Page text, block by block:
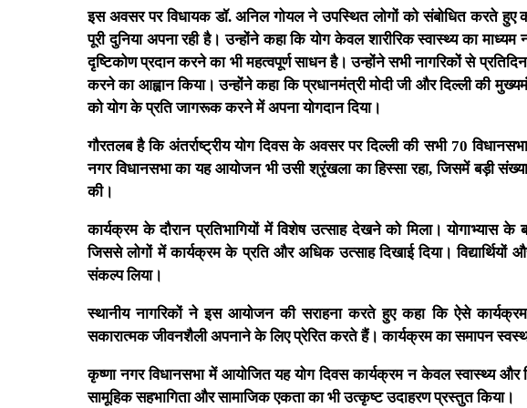
इस अवसर पर विधायक डॉ. अनिल गोयल ने उपस्थित लोगों को संबोधित करते
पूरी दुनिया अपना रही है। उन्होंने कहा कि योग केवल शारीरिक स्वास्थ्य का
दृष्टिकोण प्रदान करने का भी महत्वपूर्ण साधन है। उन्होंने सभी नागरिकों से
करने का आह्वान किया। उन्होंने कहा कि प्रधानमंत्री मोदी जी और दिल्ली की
को योग के प्रति जागरूक करने में अपना योगदान दिया।
गौरतलब है कि अंतर्राष्ट्रीय योग दिवस के अवसर पर दिल्ली की सभी 70
नगर विधानसभा का यह आयोजन भी उसी श्रृंखला का हिस्सा रहा, जिसमें बड़ी
की।
कार्यक्रम के दौरान प्रतिभागियों में विशेष उत्साह देखने को मिला। योगाभ्यास के
जिससे लोगों में कार्यक्रम के प्रति और अधिक उत्साह दिखाई दिया।
संकल्प लिया।
स्थानीय नागरिकों ने इस आयोजन की सराहना करते हुए कहा कि ऐसे
सकारात्मक जीवनशैली अपनाने के लिए प्रेरित करते हैं। कार्यक्रम का समापन
कृष्णा नगर विधानसभा में आयोजित यह योग दिवस कार्यक्रम न केवल स्वास्थ्य
सामूहिक सहभागिता और सामाजिक एकता का भी उत्कृष्ट उदाहरण प्रस्तुत किया।